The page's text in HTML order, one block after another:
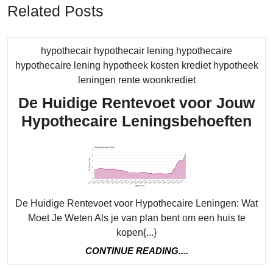
Related Posts
hypothecair hypothecair lening hypothecaire
hypothecaire lening hypotheek kosten krediet hypotheek
leningen rente woonkredietCategory
De Huidige Rentevoet voor Jouw
Hypothecaire Leningsbehoeften
De Huidige Rentevoet voor Hypothecaire Leningen: Wat
Moet Je Weten Als je van plan bent om een huis te
kopen{...}
CONTINUE READING....